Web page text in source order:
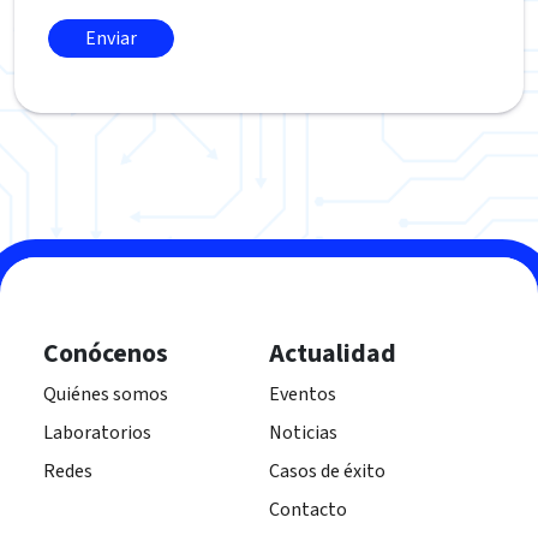
Conócenos
Quiénes somos
Laboratorios
Redes
Actualidad
Eventos
Noticias
Casos de éxito
Contacto